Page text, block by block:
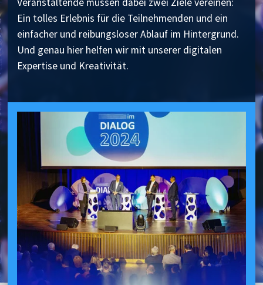
Ein tolles Erlebnis für die Teilnehmenden und ein
einfacher und reibungsloser Ablauf im Hintergrund.
Und genau hier helfen wir mit unserer digitalen
Expertise und Kreativität.